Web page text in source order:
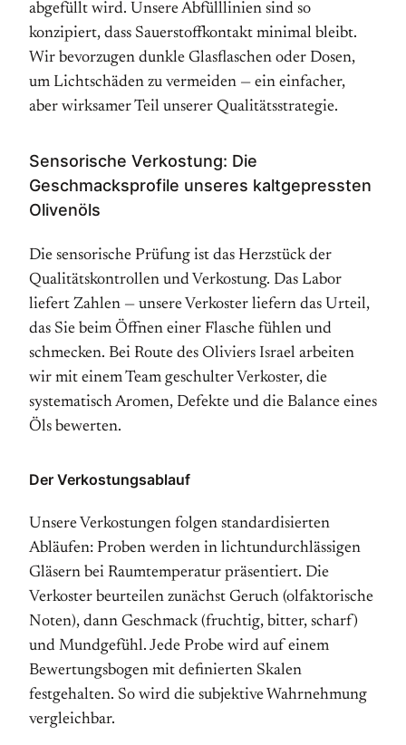
abgefüllt wird. Unsere Abfülllinien sind so
konzipiert, dass Sauerstoffkontakt minimal bleibt.
Wir bevorzugen dunkle Glasflaschen oder Dosen,
um Lichtschäden zu vermeiden — ein einfacher,
aber wirksamer Teil unserer Qualitätsstrategie.
Sensorische Verkostung: Die
Geschmacksprofile unseres kaltgepressten
Olivenöls
Die sensorische Prüfung ist das Herzstück der
Qualitätskontrollen und Verkostung. Das Labor
liefert Zahlen — unsere Verkoster liefern das Urteil,
das Sie beim Öffnen einer Flasche fühlen und
schmecken. Bei Route des Oliviers Israel arbeiten
wir mit einem Team geschulter Verkoster, die
systematisch Aromen, Defekte und die Balance eines
Öls bewerten.
Der Verkostungsablauf
Unsere Verkostungen folgen standardisierten
Abläufen: Proben werden in lichtundurchlässigen
Gläsern bei Raumtemperatur präsentiert. Die
Verkoster beurteilen zunächst Geruch (olfaktorische
Noten), dann Geschmack (fruchtig, bitter, scharf)
und Mundgefühl. Jede Probe wird auf einem
Bewertungsbogen mit definierten Skalen
festgehalten. So wird die subjektive Wahrnehmung
vergleichbar.